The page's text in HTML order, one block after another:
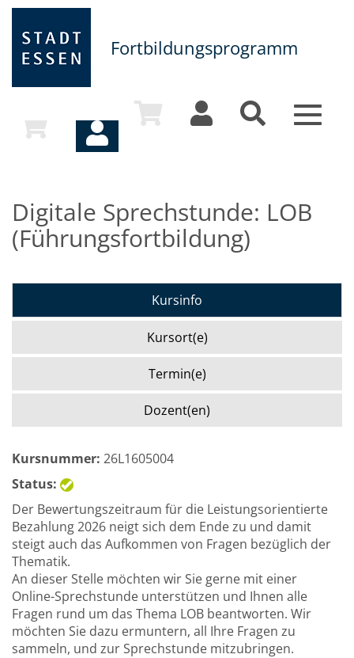
Fortbildungsprogramm
Toggle
Digitale Sprechstunde: LOB
(Führungsfortbildung)
Kursinfo
Kursort(e)
Termin(e)
Dozent(en)
Kursnummer: 26L1605004
Status:
Der Bewertungszeitraum für die Leistungsorientierte
Bezahlung 2026 neigt sich dem Ende zu und damit
steigt auch das Aufkommen von Fragen bezüglich der
Thematik.
An dieser Stelle möchten wir Sie gerne mit einer
Online-Sprechstunde unterstützen und Ihnen alle
Fragen rund um das Thema LOB beantworten. Wir
möchten Sie dazu ermuntern, all Ihre Fragen zu
sammeln, und zur Sprechstunde mitzubringen.